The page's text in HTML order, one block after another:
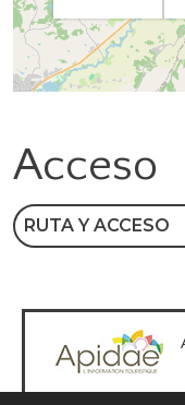
Acceso
RUTA Y ACCESO